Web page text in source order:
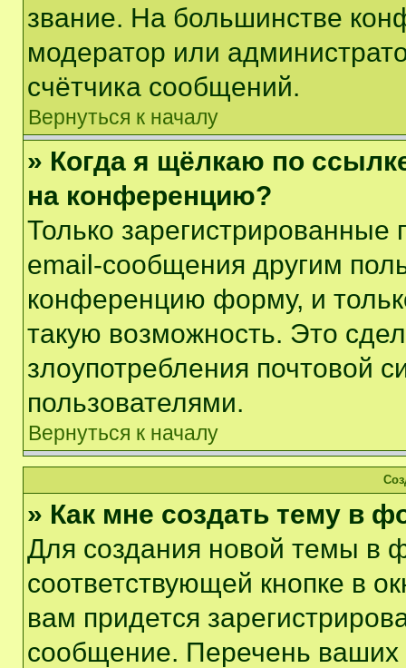
звание. На большинстве
модератор или
счётчика сообщений.
Вернуться к началу
» Когда я щёлкаю по
на конференцию?
Только зарегистрированные
email-сообщения другим
конференцию форму, и
такую возможность. Это
злоупотребления почтовой
пользователями.
Вернуться к началу
» Как мне создать тему в
Для создания новой темы в
соответствующей кнопке в
вам придется
сообщение. Перечень ваших